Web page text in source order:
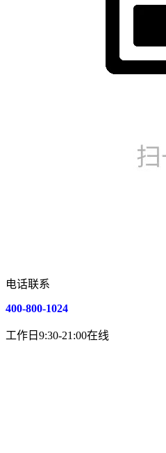
电话联系
400-800-1024
工作日9:30-21:00在线